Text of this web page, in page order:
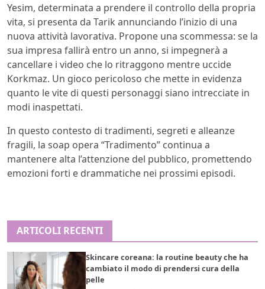
Yesim, determinata a prendere il controllo della propria
vita, si presenta da Tarik annunciando l’inizio di una
nuova attività lavorativa. Propone una scommessa: se la
sua impresa fallirà entro un anno, si impegnerà a
cancellare i video che lo ritraggono mentre uccide
Korkmaz. Un gioco pericoloso che mette in evidenza
quanto le vite di questi personaggi siano intrecciate in
modi inaspettati.
In questo contesto di tradimenti, segreti e alleanze
fragili, la soap opera “Tradimento” continua a
mantenere alta l’attenzione del pubblico, promettendo
emozioni forti e drammatiche nei prossimi episodi.
ARTICOLI RECENTI
Skincare coreana: la routine beauty che ha
cambiato il modo di prendersi cura della
pelle